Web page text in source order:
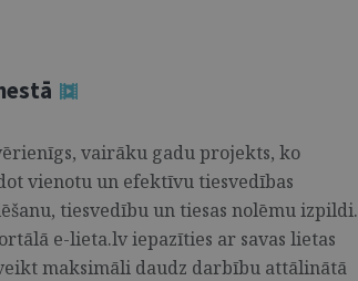
vairāku gadu projekts, ko
vienotu un efektīvu tiesvedības
tiesvedību un tiesas nolēmu izpildi.
e-lieta.lv iepazīties ar savas lietas
maksimāli daudz darbību attālinātā